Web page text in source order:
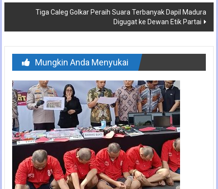
Tiga Caleg Golkar Peraih Suara Terbanyak Dapil Madura
Digugat ke Dewan Etik Partai
Mungkin Anda Menyukai